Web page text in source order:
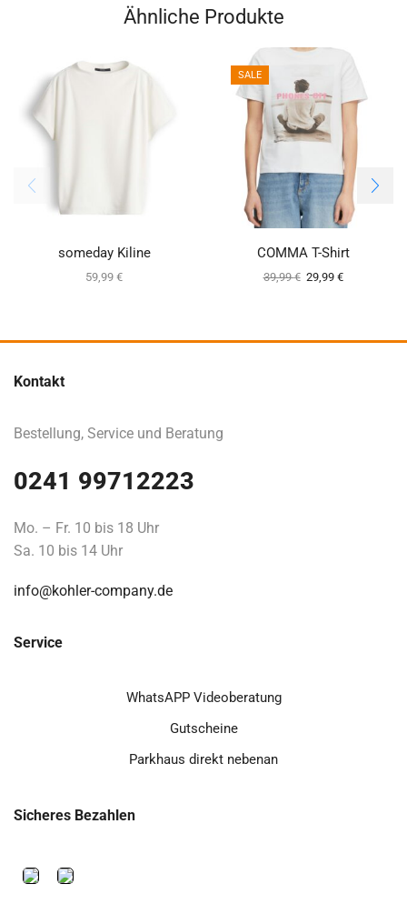
Ähnliche Produkte
someday Kiline
59,99 €
SALE
COMMA T-Shirt
39,99€ 29,99 €
Kontakt
Bestellung, Service und Beratung
0241 99712223
Mo. – Fr. 10 bis 18 Uhr
Sa. 10 bis 14 Uhr
info@kohler-company.de
Service
WhatsAPP Videoberatung
Gutscheine
Parkhaus direkt nebenan
Sicheres Bezahlen